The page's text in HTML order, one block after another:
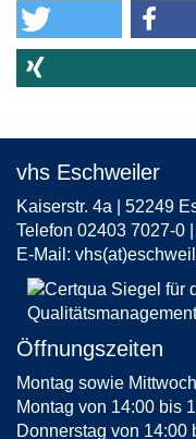
vhs Eschweiler
Kaiserstr. 4a | 52249
Telefon 02403 7027-0
E-Mail:
Öffnungszeiten
Montag sowie
Montag von 14:00 bis
Donnerstag von 14:00